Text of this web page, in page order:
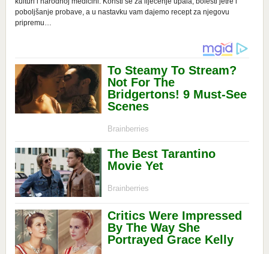
poboljšanje probave, a u nastavku vam dajemo recept za njegovu
pripremu…